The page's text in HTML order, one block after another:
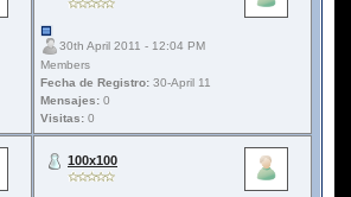
30th April 2011 - 12:04 PM
Members
Fecha de Registro: 30-April 11
Mensajes: 0
Visitas: 0
100x100